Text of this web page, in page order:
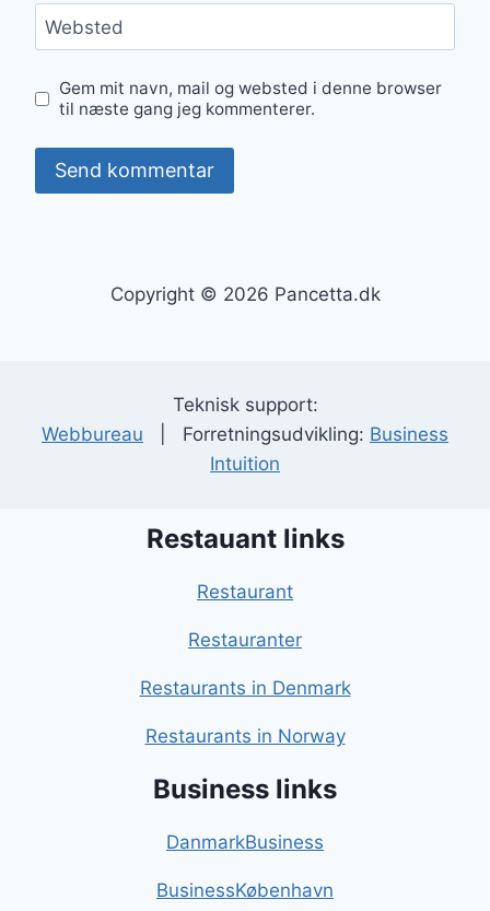
Websted
Gem mit navn, mail og websted i denne browser
til næste gang jeg kommenterer.
Copyright © 2026 Pancetta.dk
Teknisk support:
Webbureau | Forretningsudvikling: Business
Intuition
Restauant links
Restaurant
Restauranter
Restaurants in Denmark
Restaurants in Norway
Business links
DanmarkBusiness
BusinessKøbenhavn